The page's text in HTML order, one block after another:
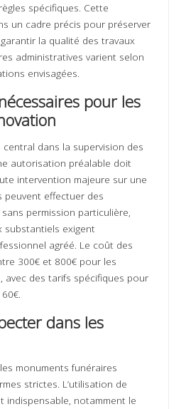
spécifiques. Cette
un cadre précis pour préserver
la qualité des travaux
administratives varient selon
envisagées.
pour les
dans la supervision des
autorisation préalable doit
intervention majeure sur une
peuvent effectuer des
permission particulière,
substantiels exigent
agréé. Le coût des
300€ et 800€ pour les
avec des tarifs spécifiques pour
dans les
monuments funéraires
strictes. L’utilisation de
indispensable, notamment le